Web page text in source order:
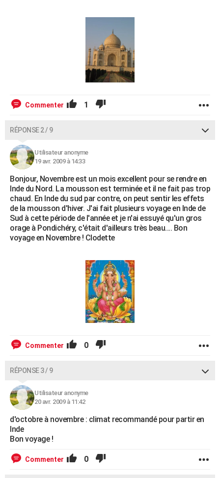
Commenter 1
RÉPONSE 2 / 9
Utilisateur anonyme
19 avr. 2009 à 14:33
Bonjour, Novembre est un mois excellent pour se rendre en
Inde du Nord. La mousson est terminée et il ne fait pas trop
chaud. En Inde du sud par contre, on peut sentir les effets
de la mousson d'hiver. J'ai fait plusieurs voyage en Inde de
Sud à cette période de l'année et je n'ai essuyé qu'un gros
orage à Pondichéry, c'était d'ailleurs très beau.... Bon
voyage en Novembre ! Clodette
Commenter 0
RÉPONSE 3 / 9
Utilisateur anonyme
20 avr. 2009 à 11:42
d'octobre à novembre : climat recommandé pour partir en
Inde
Bon voyage !
Commenter 0